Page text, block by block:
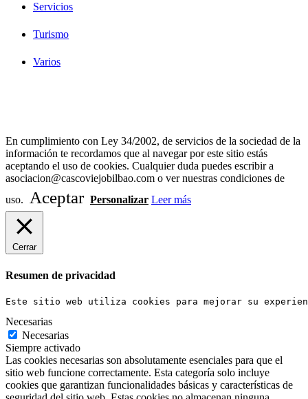
Servicios
Turismo
Varios
En cumplimiento con Ley 34/2002, de servicios de la sociedad de la
información te recordamos que al navegar por este sitio estás
aceptando el uso de cookies. Cualquier duda puedes escribir a
asociacion@cascoviejobilbao.com o ver nuestras condiciones de
uso.
Aceptar Personalizar Leer más
Cerrar
Resumen de privacidad
Este sitio web utiliza cookies para mejorar su
Necesarias
Necesarias
Siempre activado
Las cookies necesarias son absolutamente esenciales para que el
sitio web funcione correctamente. Esta categoría solo incluye
cookies que garantizan funcionalidades básicas y características de